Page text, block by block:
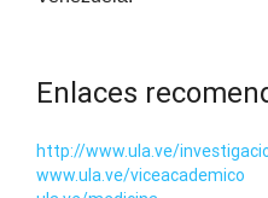
Enlaces
http://www.ula.ve/
www.ula.ve/viceacademico